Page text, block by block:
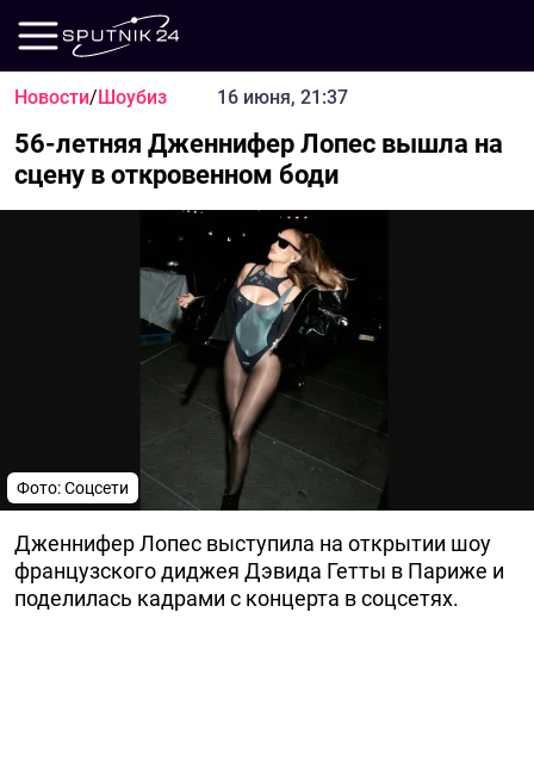
Новости/Шоубиз 16 июня, 21:37
56-летняя Дженнифер Лопес вышла на
сцену в откровенном боди
Фото: Соцсети
Дженнифер Лопес выступила на открытии шоу
французского диджея Дэвида Гетты в Париже и
поделилась кадрами с концерта в соцсетях.